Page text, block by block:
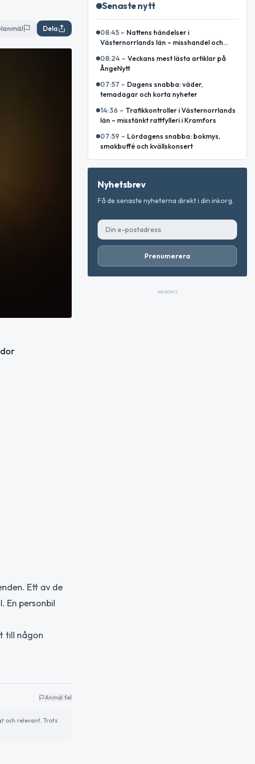
Dela
Ett av de
En personbil
till någon
Anmäl fel
och relevant. Trots
Senaste nytt
08:45 – Nattens händelser i
Västernorrlands län – misshandel och
08:24 – Veckans mest lästa artiklar på
ÅngeNytt
07:57 – Dagens snabba: väder,
temadagar och korta nyheter
14:36 – Trafikkontroller i Västernorrlands
län – misstänkt rattfylleri i Kramfors
07:59 – Lördagens snabba: bokmys,
smakbuffé och kvällskonsert
Nyhetsbrev
Få de senaste nyheterna direkt i din inkorg.
Prenumerera
ANNONS